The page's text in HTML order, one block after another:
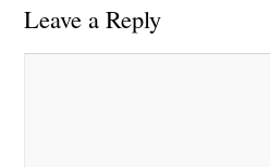
Leave a Reply